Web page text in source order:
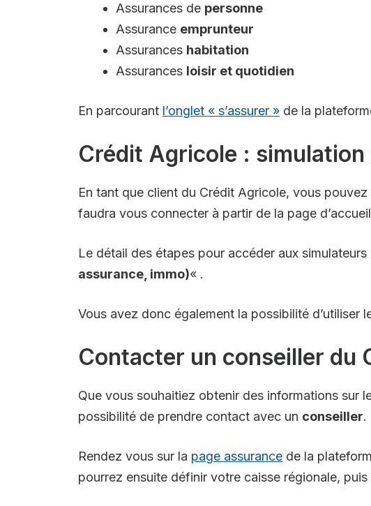
Assurances de personne
Assurance emprunteur
Assurances habitation
Assurances loisir et quotidien
En parcourant l’onglet « s’assurer » de la
Crédit Agricole : simulation
En tant que client du Crédit Agricole, vous
faudra vous connecter à partir de la page
Le détail des étapes pour accéder aux
assurance, immo)« .
Vous avez donc également la possibilité d’utiliser
Contacter un conseiller du
Que vous souhaitiez obtenir des informations sur
possibilité de prendre contact avec un conseiller.
Rendez vous sur la page assurance de la
pourrez ensuite définir votre caisse régionale,